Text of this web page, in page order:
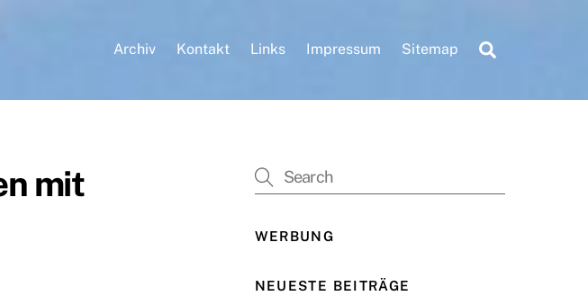
Archiv Kontakt Links Impressum Sitemap
mit
WERBUNG
NEUESTE BEITRÄGE